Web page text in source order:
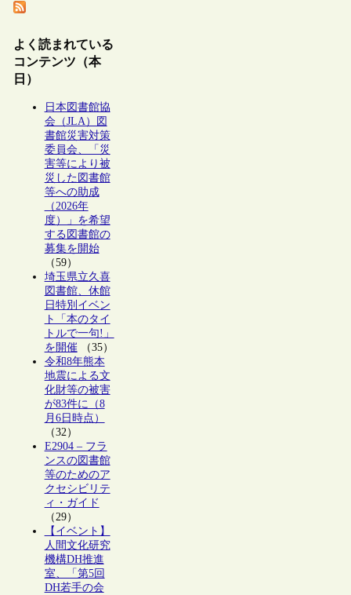
よく読まれている
コンテンツ（本
日）
日本図書館協
会（JLA）図
書館災害対策
委員会、「災
害等により被
災した図書館
等への助成
（2026年
度）」を希望
する図書館の
募集を開始
（59）
埼玉県立久喜
図書館、休館
日特別イベン
ト「本のタイ
トルで一句!」
を開催（35）
令和8年熊本
地震による文
化財等の被害
が83件に（8
月6日時点）
（32）
E2904 – フラ
ンスの図書館
等のためのア
クセシビリテ
ィ・ガイド
（29）
【イベント】
人間文化研究
機構DH推進
室、「第5回
DH若手の会